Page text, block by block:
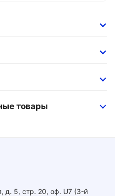
товары
д. 5, стр. 20, оф. U7 (3-й